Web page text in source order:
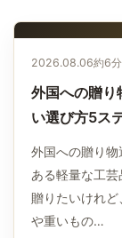
2026.08.06約6分
外国への贈り
い選び方5ス
外国への贈り
ある軽量な工
贈りたいけれ
や重いもの…